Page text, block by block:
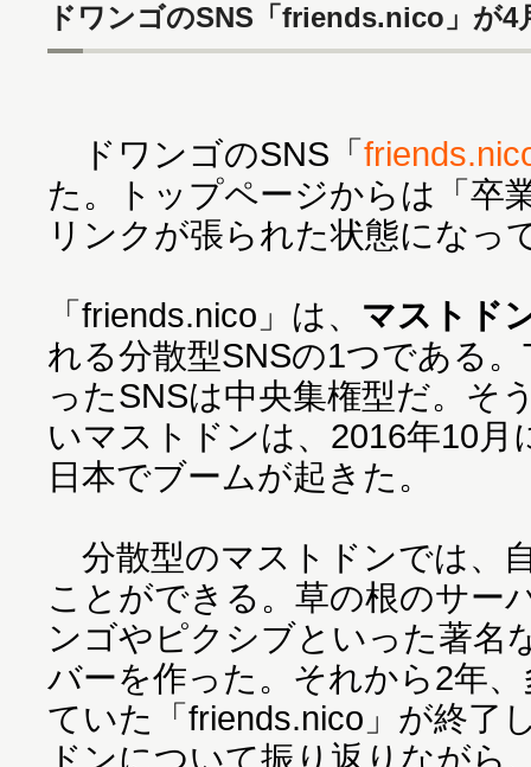
ドワンゴのSNS「friends.nico」が4
ドワンゴのSNS「
た。トップページからは「卒
リンクが張られた状態になっ
「friends.nico」は、 マストド
れる分散型SNSの1つである
ったSNSは中央集権型だ。そ
いマストドンは、2016年10月
日本でブームが起きた。
分散型のマストドンでは、
ことができる。草の根のサー
ンゴやピクシブといった著名
バーを作った。それから2年
ていた「friends.nico」が終了
ドンについて振り返りながら